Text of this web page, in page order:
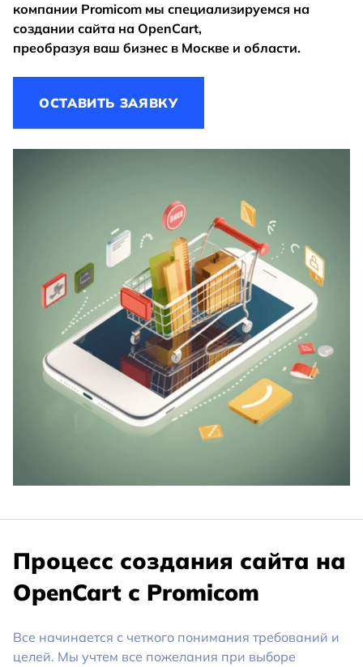
компании Promicom мы специализируемся на
создании сайта на OpenCart,
преобразуя ваш бизнес в Москве и области.
ОСТАВИТЬ ЗАЯВКУ
Процесс создания сайта на
OpenCart с Promicom
Все начинается с четкого понимания требований и
целей. Мы учтем все пожелания при выборе